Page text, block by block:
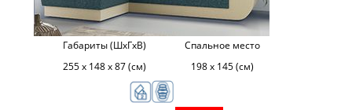
Габариты (ШхГхВ)
255 х 148 х 87 (см)
Спальное место
198 х 145 (см)